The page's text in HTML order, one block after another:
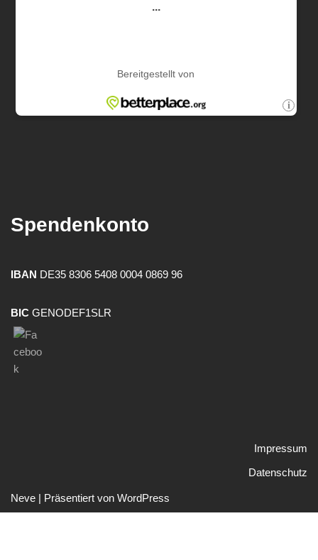
Spendenkonto
IBAN DE35 8306 5408 0004 0869 96
BIC GENODEF1SLR
Impressum
Datenschutz
Neve | Präsentiert von WordPress